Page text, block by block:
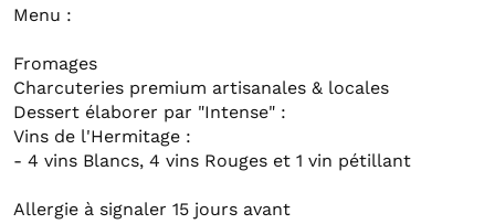
Menu :
Fromages
Charcuteries premium artisanales & locales
Dessert élaborer par "Intense" :
Vins de l'Hermitage :
- 4 vins Blancs, 4 vins Rouges et 1 vin pétillant
Allergie à signaler 15 jours avant